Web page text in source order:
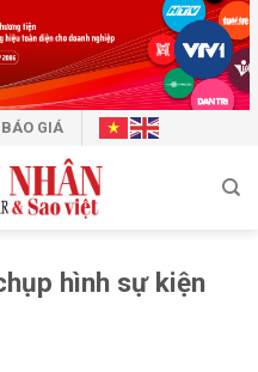
BÁO GIÁ
hình sự kiện